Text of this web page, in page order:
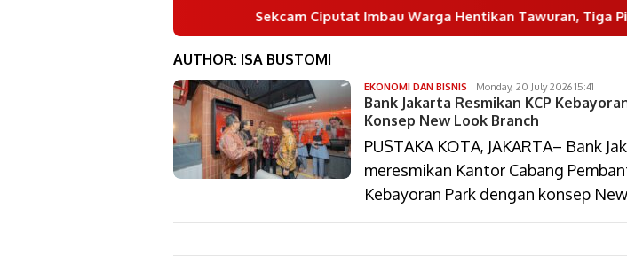
Sekcam Ciputat Imbau Warga Hentikan Tawuran, Tiga Pilar
AUTHOR: ISA BUSTOMI
EKONOMI DAN BISNIS isa
bustomi
Monday, 20 July 2026 15:41
Bank Jakarta Resmikan KCP
Konsep New Look Branch
PUSTAKA KOTA, JAKARTA– Bank
meresmikan Kantor Cabang
Kebayoran Park dengan konsep New